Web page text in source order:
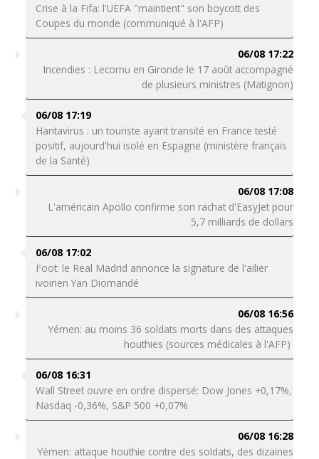
Crise à la Fifa: l'UEFA "maintient" son boycott des
Coupes du monde (communiqué à l'AFP)
06/08 17:22
Incendies : Lecornu en Gironde le 17 août accompagné
de plusieurs ministres (Matignon)
06/08 17:19
Hantavirus : un touriste ayant transité en France testé
positif, aujourd'hui isolé en Espagne (ministère français
de la Santé)
06/08 17:08
L'américain Apollo confirme son rachat d'EasyJet pour
5,7 milliards de dollars
06/08 17:02
Foot: le Real Madrid annonce la signature de l'ailier
ivoirien Yan Diomandé
06/08 16:56
Yémen: au moins 36 soldats morts dans des attaques
houthies (sources médicales à l'AFP)
06/08 16:31
Wall Street ouvre en ordre dispersé: Dow Jones +0,17%,
Nasdaq -0,36%, S&P 500 +0,07%
06/08 16:28
Yémen: attaque houthie contre des soldats, des dizaines